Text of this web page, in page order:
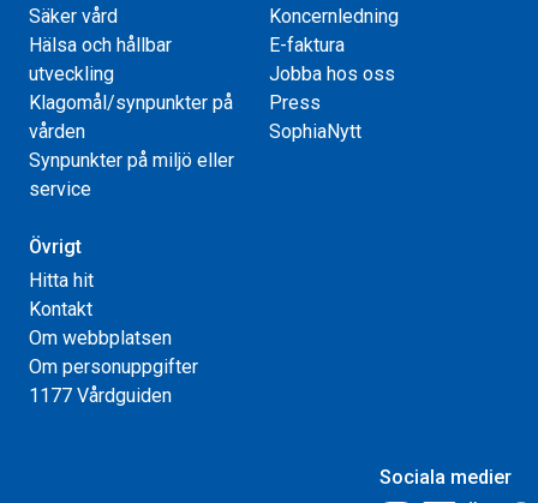
Säker vård
Hälsa och hållbar
utveckling
Klagomål/synpunkter på
vården
Synpunkter på miljö eller
service
Koncernledning
E-faktura
Jobba hos oss
Press
SophiaNytt
Övrigt
Hitta hit
Kontakt
Om webbplatsen
Om personuppgifter
1177 Vårdguiden
Sociala medier